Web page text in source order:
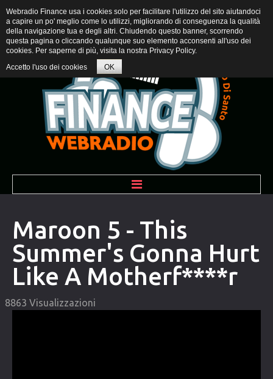
BENVENUTI
PROGRAMMI
COMMUNITY
Lista degli utenti
Maroon 5 - This
Summer's Gonna Hurt
Like A Motherf****r
8863 Visualizzazioni
Webradio Finance usa i cookies solo per facilitare l'utilizzo del sito aiutandoci
a capire un po' meglio come lo utilizzi, migliorando di conseguenza la qualità
della navigazione tua e degli altri. Chiudendo questo banner, scorrendo
questa pagina o cliccando qualunque suo elemento acconsenti all'uso dei
cookies. Per saperne di più, visita la nostra Privacy Policy.
Accetto l'uso dei cookies
OK